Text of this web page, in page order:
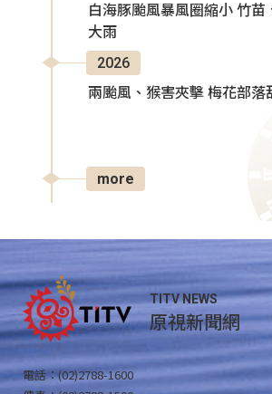
白海豚颱風暴風圈縮小 竹苗
大雨
2026
兩颱風、猴害夾擊 梅花部落
more
TITV NEWS
原視新聞網
電話：(02)2788-1600